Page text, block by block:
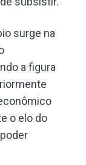
surge na
a figura
o elo do